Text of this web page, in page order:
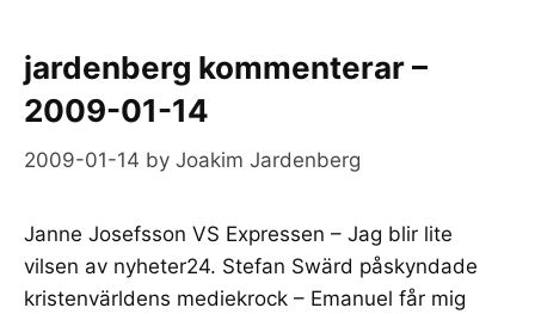
jardenberg kommenterar –
2009-01-14
2009-01-14 by Joakim Jardenberg
Janne Josefsson VS Expressen – Jag blir lite
vilsen av nyheter24. Stefan Swärd påskyndade
kristenvärldens mediekrock – Emanuel får mig